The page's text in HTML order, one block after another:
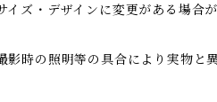
イズ・デザインに変更がある場合が
影時の照明等の具合により実物と